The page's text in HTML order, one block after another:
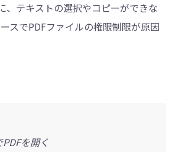
、テキストの選択やコピーができな
スでPDFファイルの権限制限が原因
PDFを開く